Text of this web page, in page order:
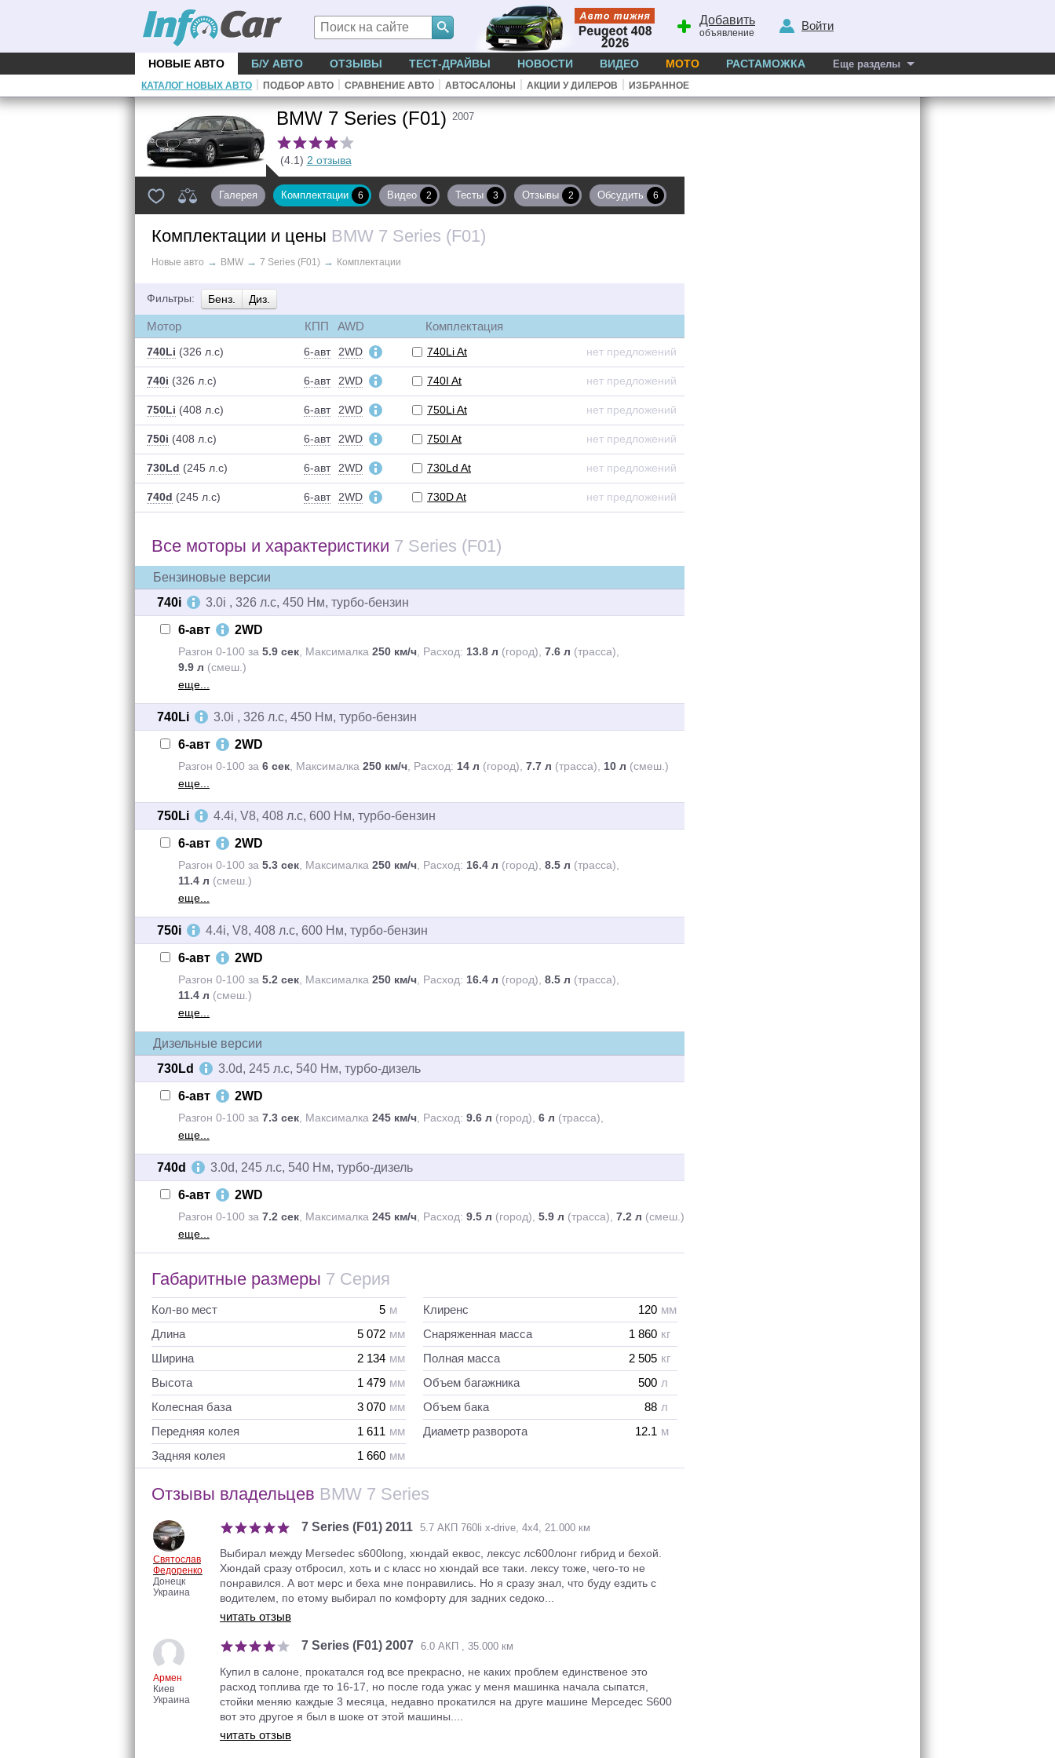
Добавить
объявление
Войти
НОВЫЕ АВТО Б/У АВТО ОТЗЫВЫ ТЕСТ-ДРАЙВЫ НОВОСТИ ВИДЕО МОТО РАСТАМОЖКА Еще разделы
КАТАЛОГ НОВЫХ АВТО | ПОДБОР АВТО | СРАВНЕНИЕ АВТО | АВТОСАЛОНЫ | АКЦИИ У ДИЛЕРОВ | ИЗБРАННОЕ
BMW 7 Series (F01) 2007
(4.1) 2 отзыва
Галерея Комплектации 6 Видео 2 Тесты 3 Отзывы 2 Обсудить 6
Комплектации и цены BMW 7 Series (F01)
Новые авто → BMW → 7 Series (F01) → Комплектации
Фильтры: Бенз. Диз.
Мотор КПП AWD Комплектация
740Li (326 л.с) 6-авт 2WD 740Li At нет предложений
740i (326 л.с) 6-авт 2WD 740I At нет предложений
750Li (408 л.с) 6-авт 2WD 750Li At нет предложений
750i (408 л.с) 6-авт 2WD 750I At нет предложений
730Ld (245 л.с) 6-авт 2WD 730Ld At нет предложений
740d (245 л.с) 6-авт 2WD 730D At нет предложений
Все моторы и характеристики 7 Series (F01)
Бензиновые версии
740i
3.0i , 326 л.с, 450 Нм, турбо-бензин
6-авт 2WD
Разгон 0-100 за 5.9 сек Максималка 250 км/ч Расход: 13.8 л (город), 7.6 л (трасса),
9.9 л (смеш.)
еще...
740Li 3.0i , 326 л.с, 450 Нм, турбо-бензин
6-авт 2WD
Разгон 0-100 за 6 сек Максималка 250 км/ч Расход: 14 л (город), 7.7 л (трасса), 10 л (смеш.)
еще...
750Li 4.4i, V8, 408 л.с, 600 Нм, турбо-бензин
6-авт 2WD
Разгон 0-100 за 5.3 сек Максималка 250 км/ч Расход: 16.4 л (город), 8.5 л (трасса),
11.4 л (смеш.)
еще...
750i 4.4i, V8, 408 л.с, 600 Нм, турбо-бензин
6-авт 2WD
Разгон 0-100 за 5.2 сек Максималка 250 км/ч Расход: 16.4 л (город), 8.5 л (трасса),
11.4 л (смеш.)
еще...
Дизельные версии
730Ld
3.0d, 245 л.с, 540 Нм, турбо-дизель
6-авт 2WD
Разгон 0-100 за 7.3 сек Максималка 245 км/ч Расход: 9.6 л (город), 6 л (трасса),
еще...
740d 3.0d, 245 л.с, 540 Нм, турбо-дизель
6-авт 2WD
Разгон 0-100 за 7.2 сек Максималка 245 км/ч Расход: 9.5 л (город), 5.9 л (трасса), 7.2 л (смеш.)
еще...
Габаритные размеры 7 Серия
Кол-во мест 5 м
Длина
5 072 мм
Ширина
2 134 мм
Высота
1 479 мм
Колесная база
3 070 мм
Передняя колея
1 611 мм
Задняя колея
1 660 мм
Клиренс 120 мм
Снаряженная масса
1 860 кг
Полная масса
2 505 кг
Объем багажника
500 л
Объем бака
88 л
Диаметр разворота
12.1 м
Отзывы владельцев BMW 7 Series
Святослав
Федоренко
Донецк
Украина
7 Series (F01) 2011 5.7 АКП 760li x-drive, 4х4, 21.000 км
Выбирал между Mersedec s600long, хюндай еквос, лексус лс600лонг гибрид и бехой.
Хюндай сразу отбросил, хоть и с класс но хюндай все таки. лексу тоже, чего-то не
понравился. А вот мерс и беха мне понравились. Но я сразу знал, что буду ездить с
водителем, по етому выбирал по комфорту для задних седоко...
читать отзыв
Армен
Киев
Украина
7 Series (F01) 2007 6.0 АКП , 35.000 км
Купил в салоне, прокатался год все прекрасно, не каких проблем единственое это
расход топлива где то 16-17, но после года ужас у меня машинка начала сыпатся,
стойки меняю каждые 3 месяца, недавно прокатился на друге машине Мерседес S600
вот это другое я был в шоке от этой машины....
читать отзыв